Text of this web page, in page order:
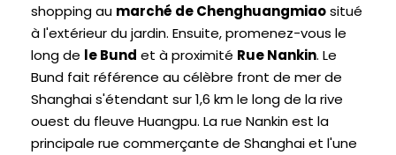
shopping au marché de Chenghuangmiaositué
à l'extérieur du jardin. Ensuite, promenez-vous le
long de le Bund et à proximité Rue Nankin. Le
Bund fait référence au célèbre front de mer de
Shanghai s'étendant sur 1,6 km le long de la rive
ouest du fleuve Huangpu. La rue Nankin est la
principale rue commerçante de Shanghai et l'une